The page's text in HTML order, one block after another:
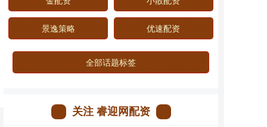
景逸策略 优速配资
全部话题标签
关注 睿迎网配资